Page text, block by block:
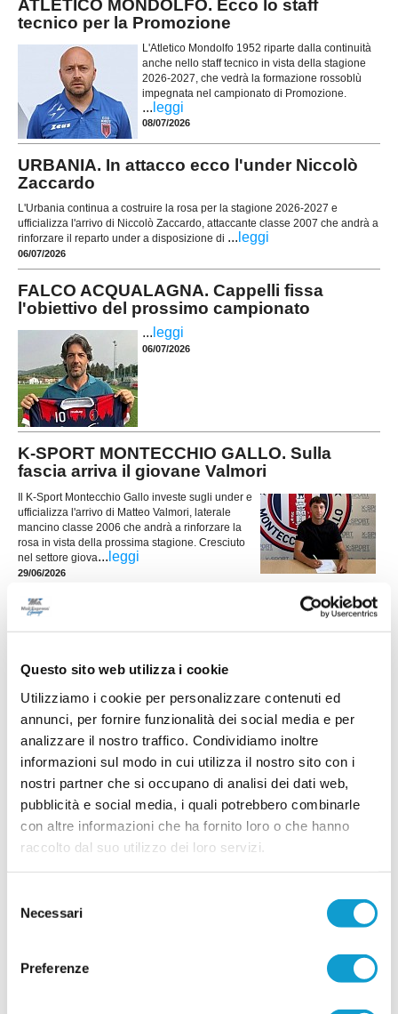
Questo sito web utilizza i cookie
Utilizziamo i cookie per personalizzare contenuti ed
annunci, per fornire funzionalità dei social media e per
analizzare il nostro traffico. Condividiamo inoltre
informazioni sul modo in cui utilizza il nostro sito con i
nostri partner che si occupano di analisi dei dati web,
pubblicità e social media, i quali potrebbero combinarle
con altre informazioni che ha fornito loro o che hanno
raccolto dal suo utilizzo dei loro servizi.
delNecessari
Preferenze
ATLETICO MONDOLFO. Ecco lo staff
tecnico per la Promozione
L'Atletico Mondolfo 1952 riparte dalla continuità
anche nello staff tecnico in vista della stagione
2026-2027, che vedrà la formazione rossoblù
impegnata nel campionato di Promozione.
... leggi
08/07/2026
URBANIA. In attacco ecco l'under Niccolò
Zaccardo
L'Urbania continua a costruire la rosa per la stagione 2026-2027 e
ufficializza l'arrivo di Niccolò Zaccardo, attaccante classe 2007 che andrà a
rinforzare il reparto under a disposizione di ... leggi
06/07/2026
FALCO ACQUALAGNA. Cappelli fissa
l'obiettivo del prossimo campionato
... leggi
06/07/2026
K-SPORT MONTECCHIO GALLO. Sulla
fascia arriva il giovane Valmori
Il K-Sport Montecchio Gallo investe sugli under e
ufficializza l'arrivo di Matteo Valmori, laterale
mancino classe 2006 che andrà a rinforzare la
rosa in vista della prossima stagione. Cresciuto
nel settore giova... leggi
29/06/2026
ATLETICO MONDOLFO. Rinnovato il
direttivo: Colonna nuovo presidente
dove l'assemblea annuale dei soci ha rinnovato i
Promozione. Dopo undici anni a...leggi
26/06/2026
Vai all'edizione provinciale